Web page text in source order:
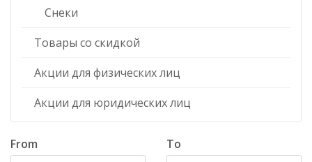
Снеки
Товары со скидкой
Акции для физических лиц
Акции для юридических лиц
From To